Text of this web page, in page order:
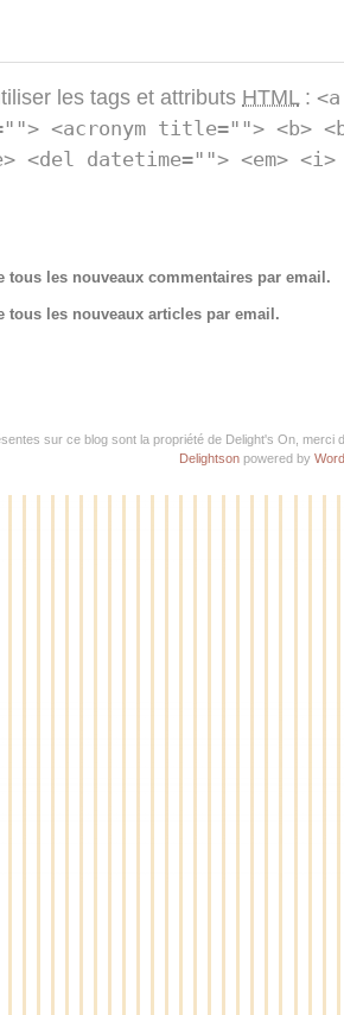
les tags et attributs HTML :
<acronym title=""> <b>
<del datetime=""> <em>
tous les nouveaux commentaires par email.
tous les nouveaux articles par email.
sur ce blog sont la propriété de Delight's On,
Delightson powered by